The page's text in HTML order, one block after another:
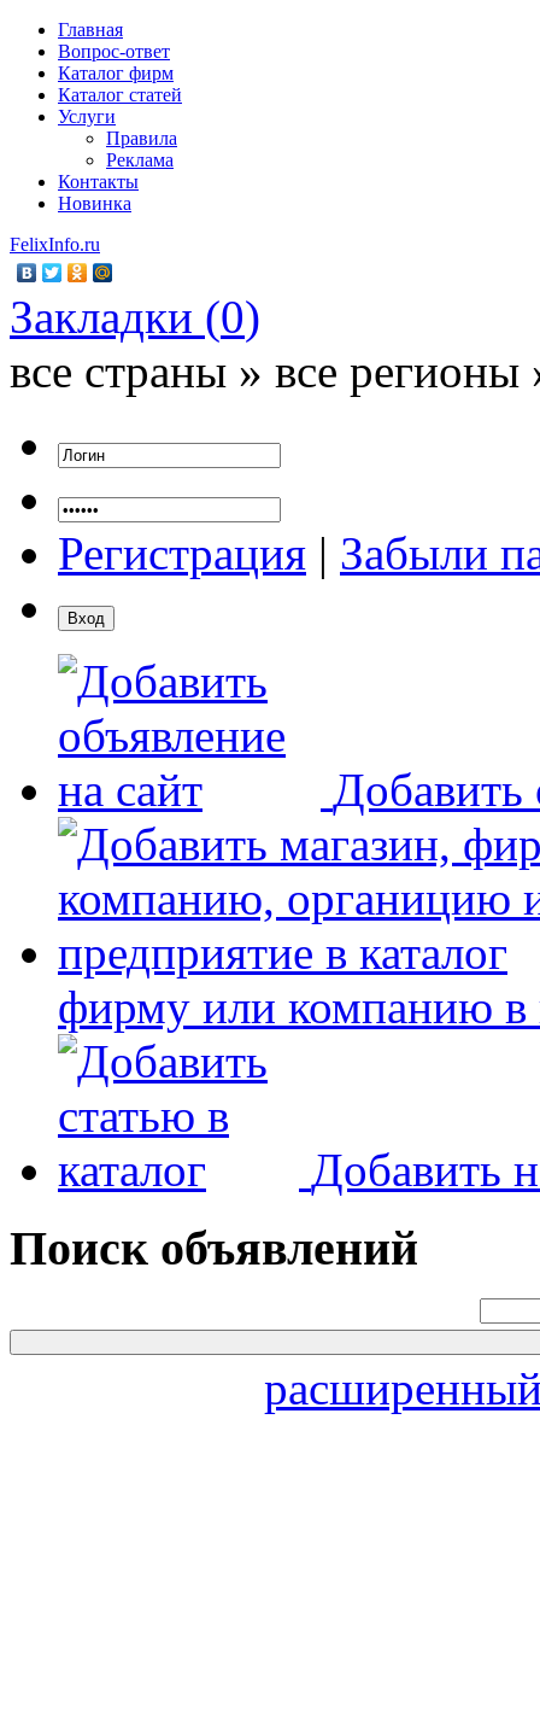
Главная
Вопрос-ответ
Каталог фирм
Каталог статей
Услуги
Правила
Реклама
Контакты
Новинка
FelixInfo.ru
Закладки (0)
все страны » все регионы
Регистрация | Забыли
Добавить
фирму или компанию в
Добавить
Поиск объявлений